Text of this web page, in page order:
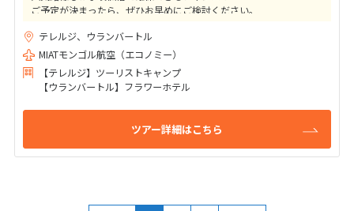
ご予定が決まったら、ぜひお早めにご検討ください。
★ご出発41日前までの変更取消料は10,000円（目安額）！
高額なキャンセル料はかかりませんのでご安心下さい
テレルジ、ウランバートル
MIATモンゴル航空（エコノミー）
【テレルジ】ツーリストキャンプ
【ウランバートル】フラワーホテル
ツアー詳細はこちら